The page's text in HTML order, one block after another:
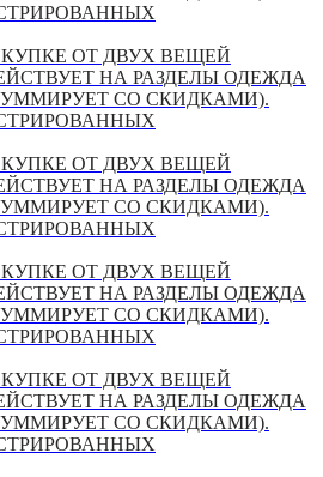
ОТ ДВУХ ВЕЩЕЙ
НА РАЗДЕЛЫ ОДЕЖДА
СО СКИДКАМИ).
ОТ ДВУХ ВЕЩЕЙ
НА РАЗДЕЛЫ ОДЕЖДА
СО СКИДКАМИ).
ОТ ДВУХ ВЕЩЕЙ
НА РАЗДЕЛЫ ОДЕЖДА
СО СКИДКАМИ).
ОТ ДВУХ ВЕЩЕЙ
НА РАЗДЕЛЫ ОДЕЖДА
СО СКИДКАМИ).